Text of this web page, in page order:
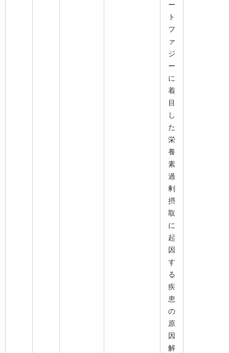
ー
ト
フ
ァ
ジ
ー
に
着
目
し
た
栄
養
素
過
剰
摂
取
に
起
因
す
る
疾
患
の
原
因
解